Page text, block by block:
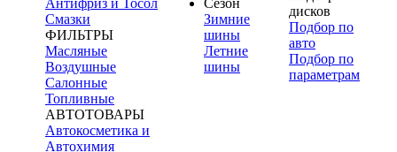
Смазки
ФИЛЬТРЫ
Масляные
Воздушные
Салонные
Топливные
АВТОТОВАРЫ
Автокосметика и
Автохимия
Зимние
шины
Летние
шины
дисков
Подбор по
авто
Подбор по
параметрам